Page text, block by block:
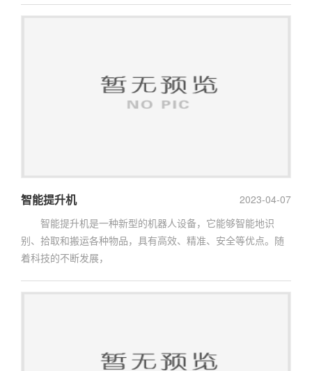
2023-04-07
智能提升机
智能提升机是一种新型的机器人设备，它能够智能地识
别、拾取和搬运各种物品，具有高效、精准、安全等优点。随
着科技的不断发展，